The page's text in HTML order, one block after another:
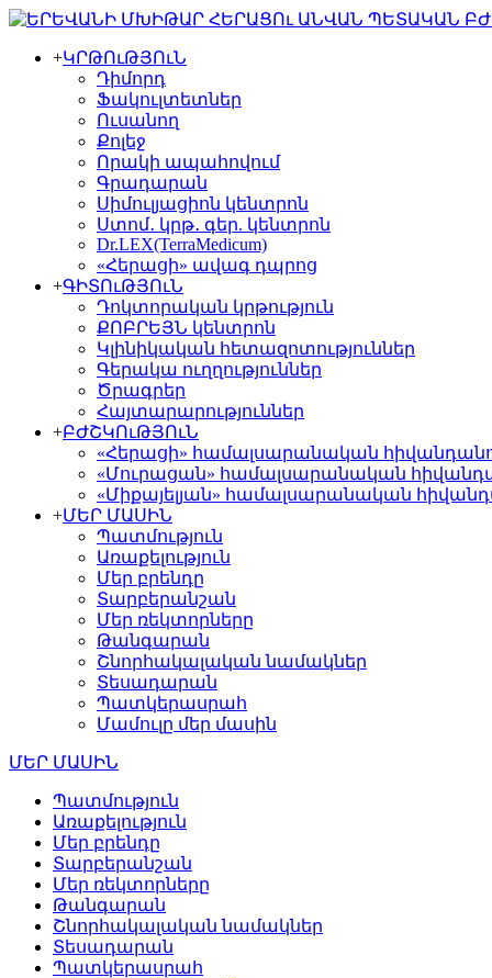
+ԿՐԹՈւԹՅՈւՆ
Դիմորդ
Ֆակուլտետներ
Ուսանող
Քոլեջ
Որակի ապահովում
Գրադարան
Սիմուլյացիոն կենտրոն
Ստոմ․ կրթ․ գեր. կենտրոն
Dr.LEX(TerraMedicum)
«Հերացի» ավագ դպրոց
+ԳԻՏՈւԹՅՈւՆ
Դոկտորական կրթություն
ՔՈԲՐԵՅՆ կենտրոն
Կլինիկական հետազոտություններ
Գերակա ուղղություններ
Ծրագրեր
Հայտարարություններ
+ԲԺՇԿՈւԹՅՈւՆ
«Հերացի» համալսարանական
«Մուրացան» համալսարանական
«Միքայելյան» համալսարանական
+ՄԵՐ ՄԱՍԻՆ
Պատմություն
Առաքելություն
Մեր բրենդը
Տարբերանշան
Մեր ռեկտորները
Թանգարան
Շնորհակալական նամակներ
Տեսադարան
Պատկերասրահ
Մամուլը մեր մասին
ՄԵՐ ՄԱՍԻՆ
Պատմություն
Առաքելություն
Մեր բրենդը
Տարբերանշան
Մեր ռեկտորները
Թանգարան
Շնորհակալական նամակներ
Տեսադարան
Պատկերասրահ